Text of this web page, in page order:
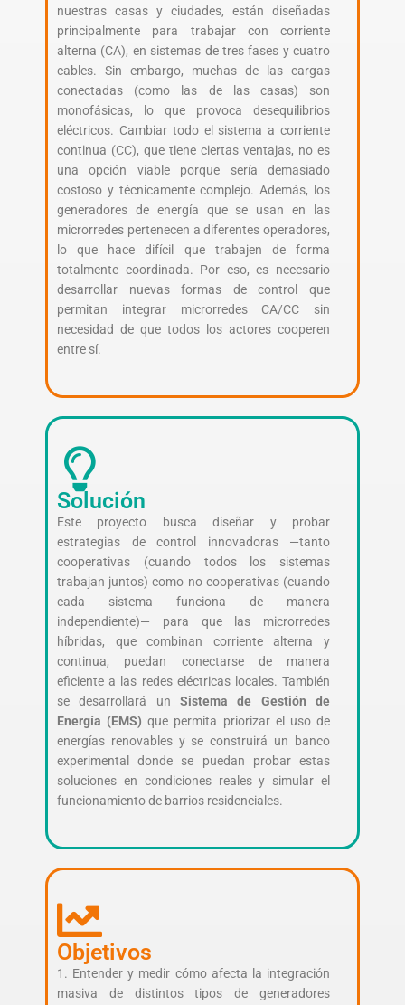
nuestras casas y ciudades, están diseñadas
principalmente para trabajar con corriente
alterna (CA), en sistemas de tres fases y cuatro
cables. Sin embargo, muchas de las cargas
conectadas (como las de las casas) son
monofásicas, lo que provoca desequilibrios
eléctricos. Cambiar todo el sistema a corriente
continua (CC), que tiene ciertas ventajas, no es
una opción viable porque sería demasiado
costoso y técnicamente complejo. Además, los
generadores de energía que se usan en las
microrredes pertenecen a diferentes operadores,
lo que hace difícil que trabajen de forma
totalmente coordinada. Por eso, es necesario
desarrollar nuevas formas de control que
permitan integrar microrredes CA/CC sin
necesidad de que todos los actores cooperen
entre sí.
Solución
Este proyecto busca diseñar y probar
estrategias de control innovadoras —tanto
cooperativas (cuando todos los sistemas
trabajan juntos) como no cooperativas (cuando
cada sistema funciona de manera
independiente)— para que las microrredes
híbridas, que combinan corriente alterna y
continua, puedan conectarse de manera
eficiente a las redes eléctricas locales. También
se desarrollará un Sistema de Gestión de
Energía (EMS) que permita priorizar el uso de
energías renovables y se construirá un banco
experimental donde se puedan probar estas
soluciones en condiciones reales y simular el
funcionamiento de barrios residenciales.
Objetivos
1. Entender y medir cómo afecta la integración
masiva de distintos tipos de generadores